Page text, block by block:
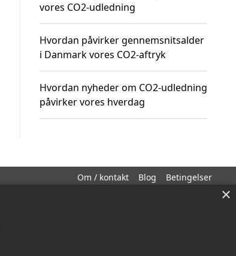
vores CO2-udledning
Hvordan påvirker gennemsnitsalder
i Danmark vores CO2-aftryk
Hvordan nyheder om CO2-udledning
påvirker vores hverdag
Om / kontakt Blog Betingelser
×